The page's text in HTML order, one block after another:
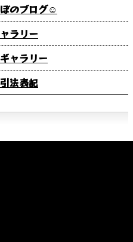
のブログ☺
ラリー
ャラリー
法表記